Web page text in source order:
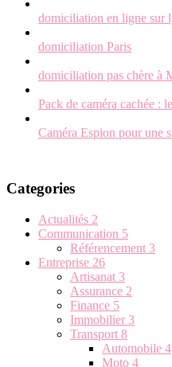
domiciliation en ligne sur
domiciliation Paris
domiciliation pas chère à
Pack de caméra cachée :
Caméra Espion pour une
Categories
Actualités 2
Communication 5
Référencement 3
Entreprise 26
Artisanat 3
Assurance 2
Finance 5
Immobilier 3
Transport 8
Automobile 4
Moto 4